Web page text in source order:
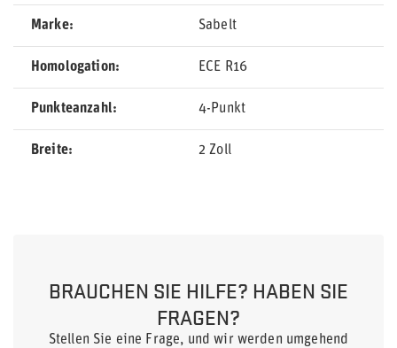
Marke Sabelt
Homologation ECE R16
Punkteanzahl 4-Punkt
Breite 2 Zoll
BRAUCHEN SIE HILFE? HABEN SIE
FRAGEN?
Stellen Sie eine Frage, und wir werden umgehend